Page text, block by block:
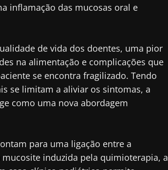
inflamação das mucosas oral e
de vida dos doentes, uma pior
na alimentação e complicações que
se encontra fragilizado. Tendo
se limitam a aliviar os sintomas, a
como uma nova abordagem
para uma ligação entre a
induzida pela quimioterapia, a